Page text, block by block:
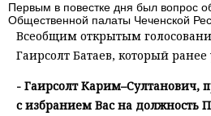
Первым в повестке дня был вопрос
Общественной палаты Чеченской
Всеобщим открытым
Гаирсолт Батаев, который
- Гаирсолт Карим–Султанович,
с избранием Вас на должность